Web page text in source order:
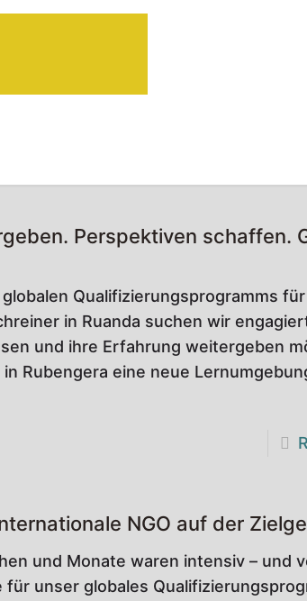
Perspektiven schaffen.
Qualifizierungsprogramms für
in Ruanda suchen wir
und ihre Erfahrung weitergeben
Rubengera eine neue
NGO auf der
und Monate waren intensiv – und
unser globales